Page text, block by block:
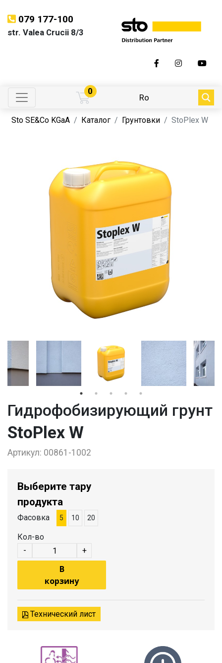
079 177-100
str. Valea Crucii 8/3
0
Ro
Sto SE&Co KGaA Каталог Грунтовки StoPlex W
Гидрофобизирующий грунт
StoPlex W
Артикул: 00861-1002
Выберите тару
продукта
Фасовка 5 10 20
Кол-во
-
+
В
корзину
Технический лист